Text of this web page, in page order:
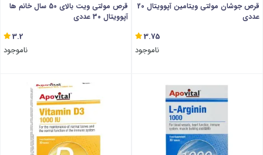
قرص جوشان مولتی ویتامین آپوویتال 20
عددی
3.75
ناموجود
قرص مولتی ویت بالای 50 سال خانم ها
آپوویتال 30 عددی
3.2
ناموجود